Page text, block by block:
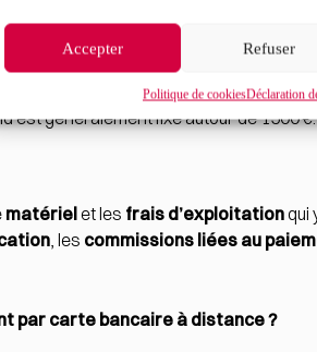
Accepter Refuser
Politique de cookiesDéclaration
étrangère non-dotée d’une puce
de signature sur la carte
d’un certain seuil, établi dans votre
est généralement fixé autour de 1500 €.
matérielet les frais d’exploitationqui
, les commissions liées au
par carte bancaire à distance ?